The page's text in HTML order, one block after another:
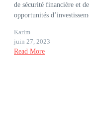
de sécurité financière et
opportunités
Karim
juin 27, 2023
Read More